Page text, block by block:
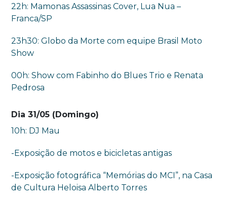
22h: Mamonas Assassinas Cover, Lua Nua –
Franca/SP
23h30: Globo da Morte com equipe Brasil Moto
Show
00h: Show com Fabinho do Blues Trio e Renata
Pedrosa
Dia 31/05 (Domingo)
10h: DJ Mau
-Exposição de motos e bicicletas antigas
-Exposição fotográfica “Memórias do MCI”, na Casa
de Cultura Heloisa Alberto Torres